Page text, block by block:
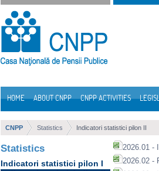
Skip to Content
HOME ABOUT CNPP CNPP ACTIVITIES
CNPP Statistics Indicatori statistici pilon II
Statistics
Indicatori statistici pilon I
2026.01 -
2026.02 -